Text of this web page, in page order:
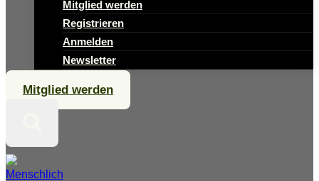
Mitglied werden
Registrieren
Anmelden
Newsletter
Mitglied werden